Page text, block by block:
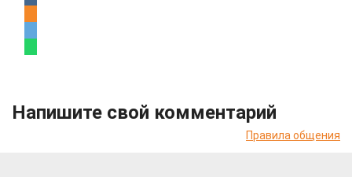
Напишите свой комментарий
Правила общения